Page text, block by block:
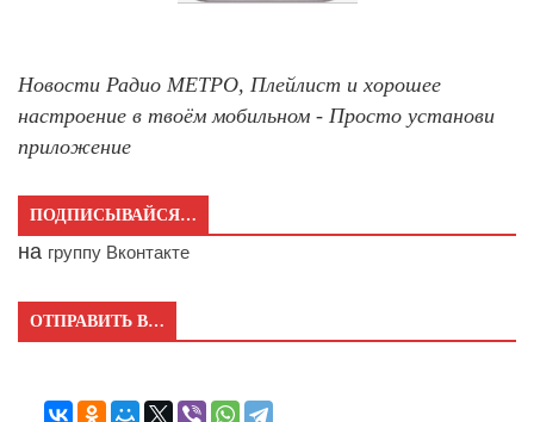
Новости Радио МЕТРО, Плейлист и хорошее
настроение в твоём мобильном - Просто установи
приложение
ПОДПИСЫВАЙСЯ…
на группу Вконтакте
ОТПРАВИТЬ В…